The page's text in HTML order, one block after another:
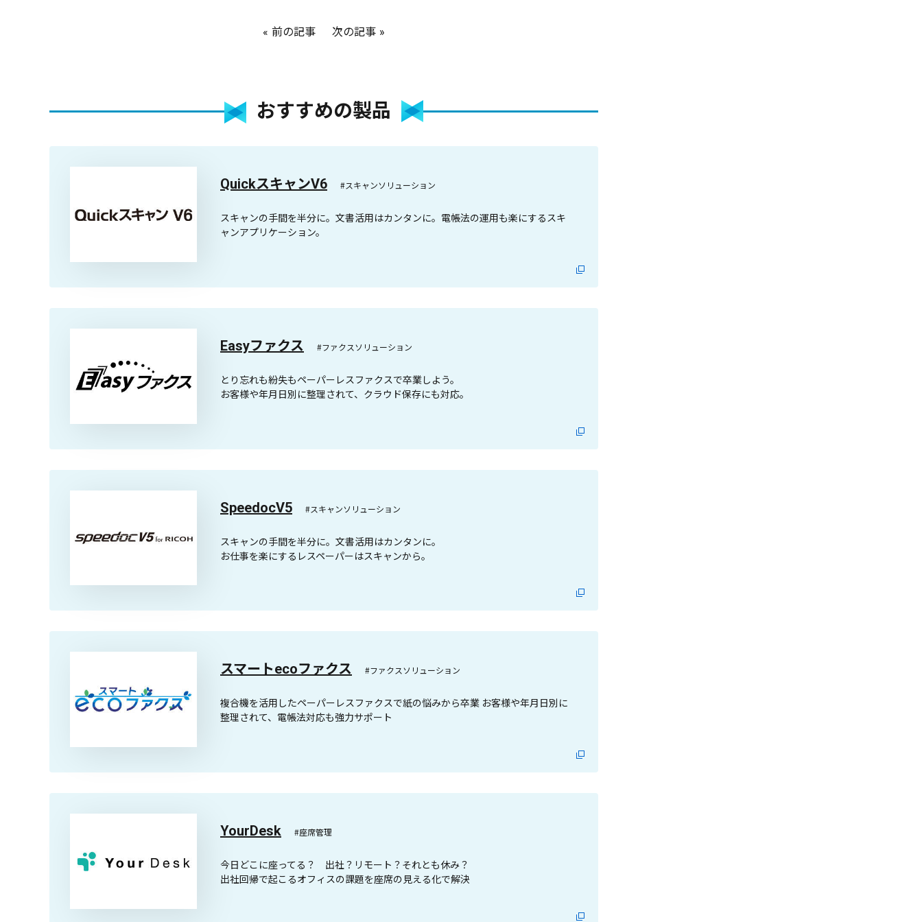
前の記事 次の記事
おすすめの製品
QuickスキャンV6 #スキャンソリューション
スキャンの手間を半分に。文書活用はカンタンに。電帳法の運用も楽にするスキ
ャンアプリケーション。
Easyファクス #ファクスソリューション
とり忘れも紛失もペーパーレスファクスで卒業しよう。
お客様や年月日別に整理されて、クラウド保存にも対応。
SpeedocV5 #スキャンソリューション
スキャンの手間を半分に。文書活用はカンタンに。
お仕事を楽にするレスペーパーはスキャンから。
スマートecoファクス #ファクスソリューション
複合機を活用したペーパーレスファクスで紙の悩みから卒業 お客様や年月日別に
整理されて、電帳法対応も強力サポート
YourDesk #座席管理
今日どこに座ってる？ 出社？リモート？それとも休み？
出社回帰で起こるオフィスの課題を座席の見える化で解決